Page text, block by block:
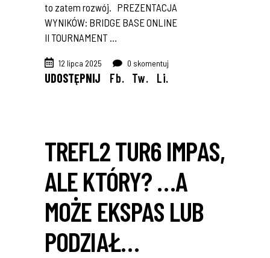
to zatem rozwój. PREZENTACJA
WYNIKÓW: BRIDGE BASE ONLINE
II TOURNAMENT
12 lipca 2025 0 skomentuj
UDOSTĘPNIJ Fb. Tw. Li.
TREFL2 TUR6 IMPAS,
ALE KTÓRY? …A
MOŻE EKSPAS LUB
PODZIAŁ…